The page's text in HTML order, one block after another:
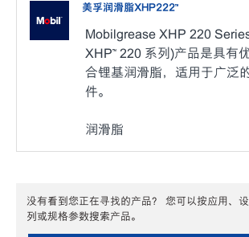
美孚润滑脂XHP222™
Mobilgrease XHP 220
XHP™ 220 系列)产品是具有
合锂基润滑脂，适用于广泛
件。
润滑脂
没有看到您正在寻找的产品？ 您可以按应用、
列或规格参数搜索产品。